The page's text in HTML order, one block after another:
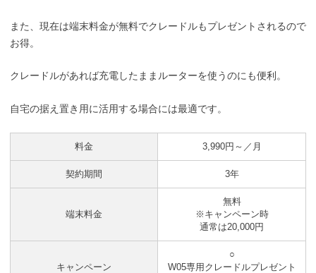
また、現在は端末料金が無料でクレードルもプレゼントされるので
お得。
クレードルがあれば充電したままルーターを使うのにも便利。
自宅の据え置き用に活用する場合には最適です。
料金 3,990円～／月
契約期間 3年
端末料金
無料
※キャンペーン時
通常は20,000円
キャンペーン
○
W05専用クレードルプレゼント